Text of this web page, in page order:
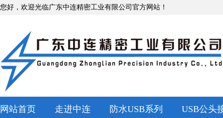
您好，欢迎光临广东中连精密工业有限公司官方网站！
网站首页 走进中连 防水USB系列 USB公头